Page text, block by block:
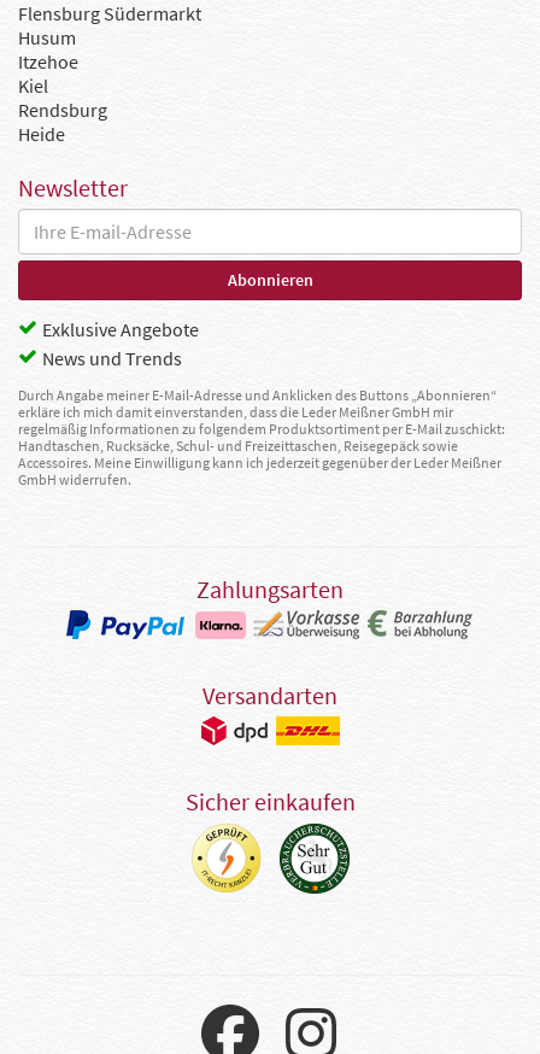
Flensburg Südermarkt
Husum
Itzehoe
Kiel
Rendsburg
Heide
Newsletter
Exklusive Angebote
News und Trends
Durch Angabe meiner E-Mail-Adresse und Anklicken des Buttons „Abonnieren“
erkläre ich mich damit einverstanden, dass die Leder Meißner GmbH mir
regelmäßig Informationen zu folgendem Produktsortiment per E-Mail zuschickt:
Handtaschen, Rucksäcke, Schul- und Freizeittaschen, Reisegepäck sowie
Accessoires. Meine Einwilligung kann ich jederzeit gegenüber der Leder Meißner
GmbH widerrufen.
Zahlungsarten
Versandarten
Sicher einkaufen